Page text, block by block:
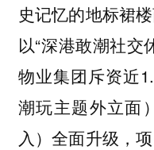
史记忆的地标裙
以“深港敢潮社交
物业集团斥资近
潮玩主题外立面
入）全面升级，